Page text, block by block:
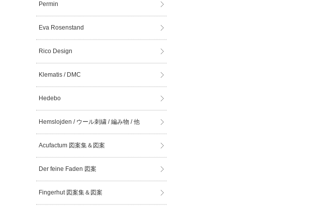
Permin
Eva Rosenstand
Rico Design
Klematis / DMC
Hedebo
Hemslojden / ウール刺繍 / 編み物 / 他
Acufactum 図案集＆図案
Der feine Faden 図案
Fingerhut 図案集＆図案